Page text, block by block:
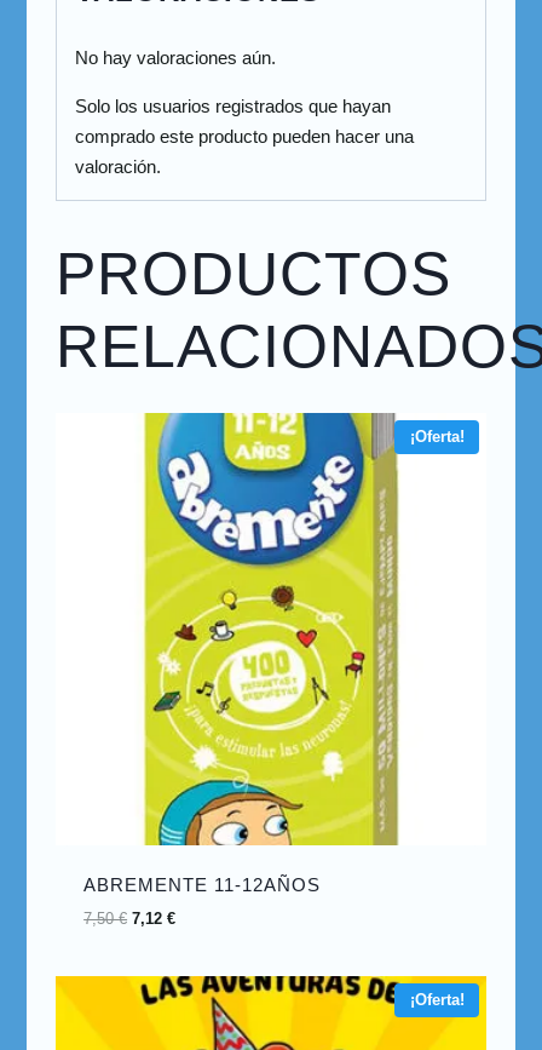
No hay valoraciones aún.
Solo los usuarios registrados que hayan
comprado este producto pueden hacer una
valoración.
PRODUCTOS
¡Oferta!
ABREMENTE 11-12AÑOS
7,50€ 7,12€
¡Oferta!